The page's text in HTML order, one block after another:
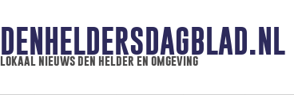
DENHELDERSDAGBLAD.NL
lokaal nieuws den helder en omgeving